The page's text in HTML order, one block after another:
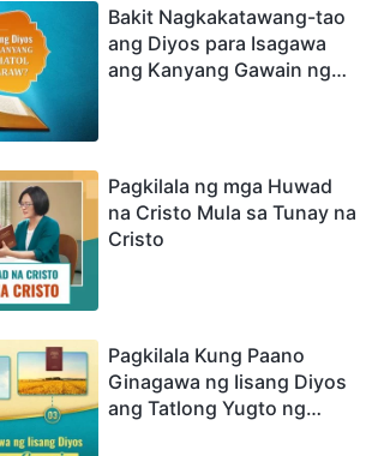
Bakit Nagkakatawang-tao
ang Diyos para Isagawa
ang Kanyang Gawain ng
Pagkilala ng mga Huwad
na Cristo Mula sa Tunay na
Cristo
Pagkilala Kung Paano
Ginagawa ng Iisang Diyos
ang Tatlong Yugto ng